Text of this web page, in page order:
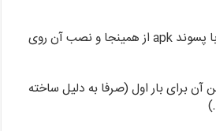
1 – دانلود بسته ی نصبی با پسوند apk از همینجا و نصب آن روی
آن برای بار اول (صرفا به دلیل ساخته